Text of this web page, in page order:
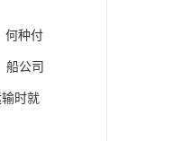
何种付
船公司
时就